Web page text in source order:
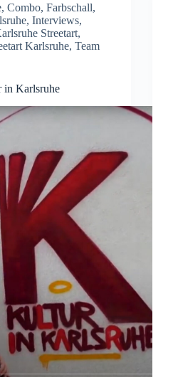
,Combo,Farbschall,
,Interviews,
Streetart,
Karlsruhe,Team
in Karlsruhe